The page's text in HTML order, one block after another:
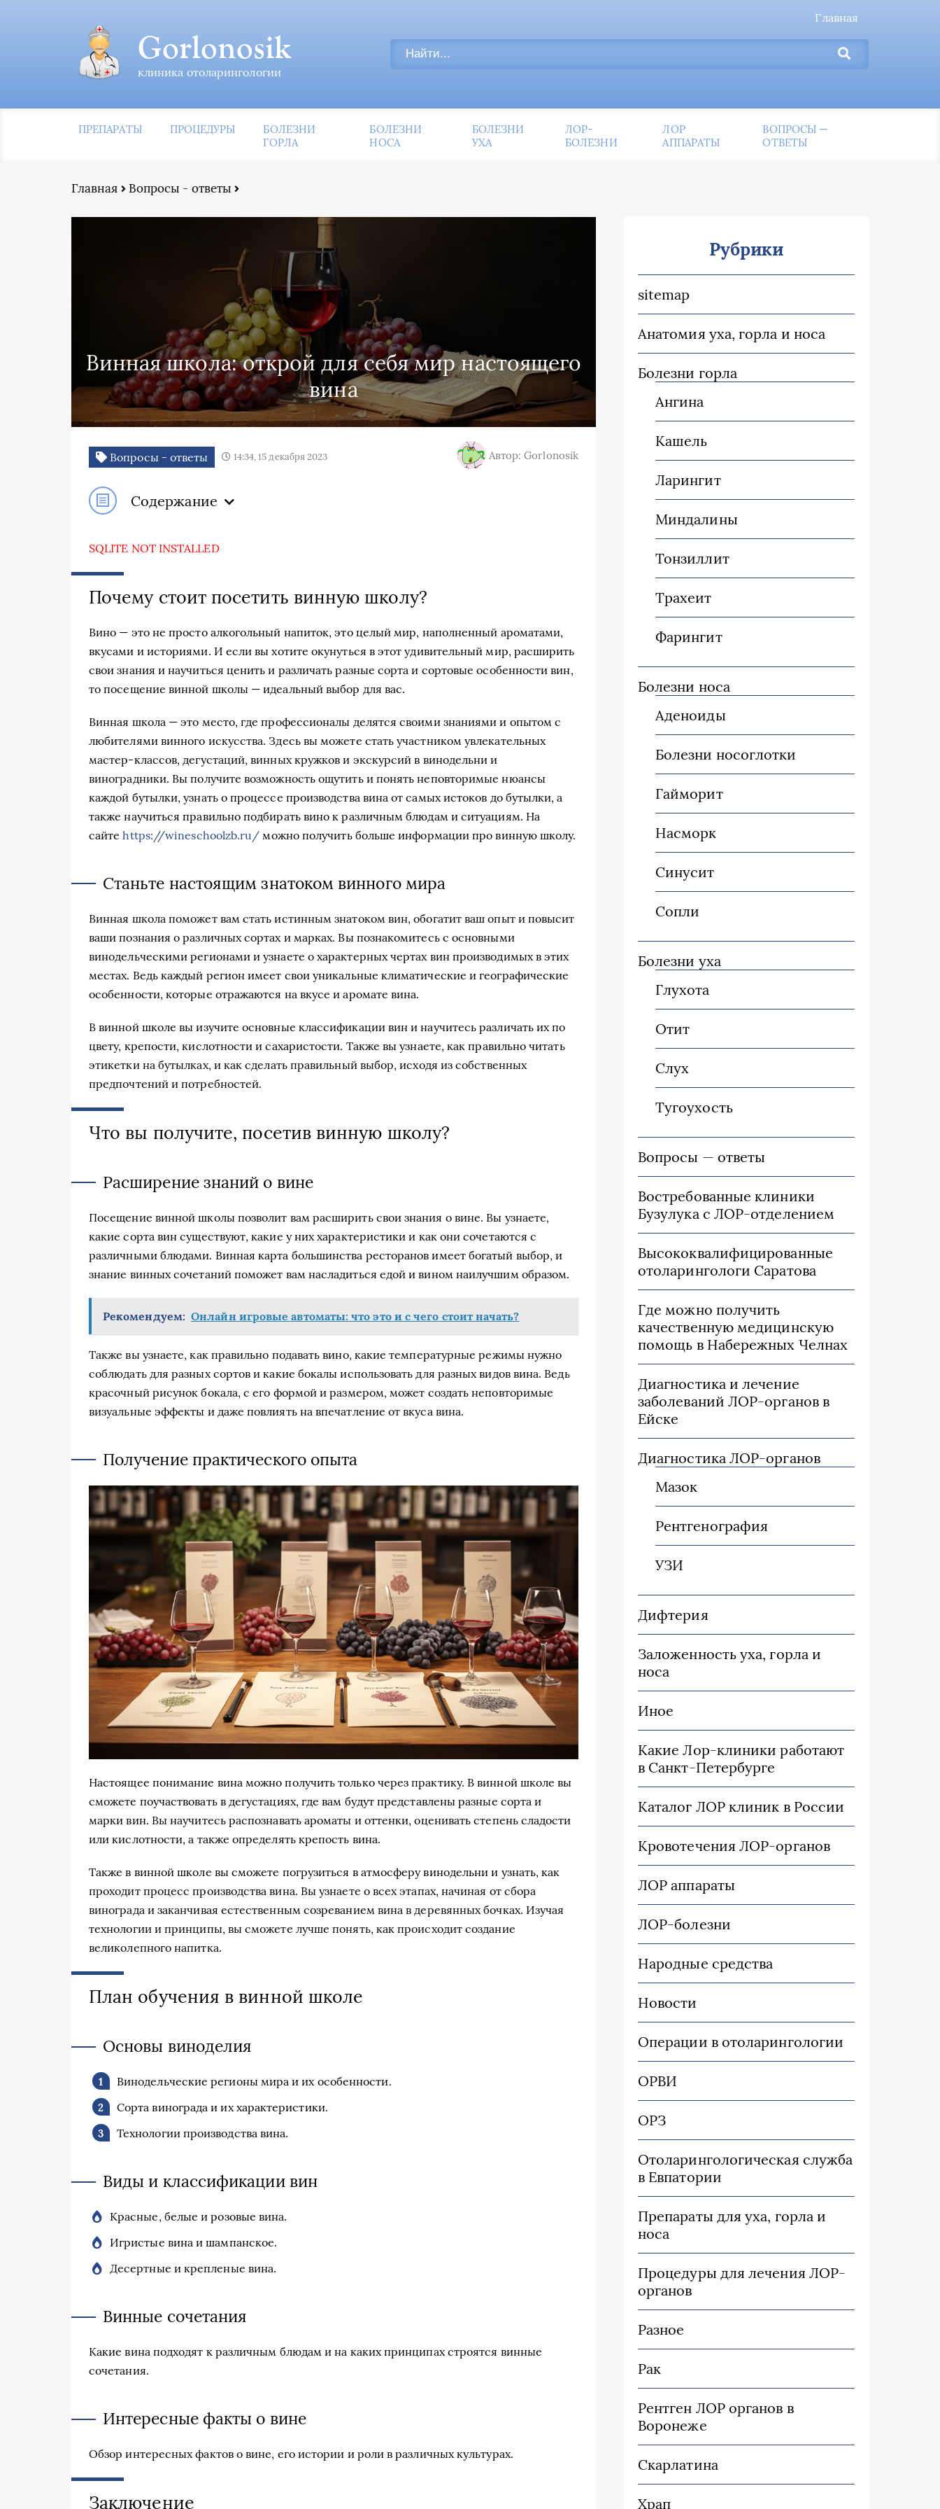
Главная
Gorlonosik
клиника отоларингологии
ПРЕПАРАТЫ ПРОЦЕДУРЫ
БОЛЕЗНИ
ГОРЛА
БОЛЕЗНИ
НОСА
БОЛЕЗНИ
УХА
ЛОР-
БОЛЕЗНИ
ЛОР
АППАРАТЫ
ВОПРОСЫ —
ОТВЕТЫ
Главная Вопросы - ответы
Винная школа: открой для себя мир настоящего
вина
Вопросы - ответы 14:34, 15 декабря 2023 Автор: Gorlonosik
Содержание
SQLITE NOT INSTALLED
Почему стоит посетить винную школу?
Вино — это не просто алкогольный напиток, это целый мир, наполненный ароматами,
вкусами и историями. И если вы хотите окунуться в этот удивительный мир, расширить
свои знания и научиться ценить и различать разные сорта и сортовые особенности вин,
то посещение винной школы — идеальный выбор для вас.
Винная школа — это место, где профессионалы делятся своими знаниями и опытом с
любителями винного искусства. Здесь вы можете стать участником увлекательных
мастер-классов, дегустаций, винных кружков и экскурсий в винодельни и
виноградники. Вы получите возможность ощутить и понять неповторимые нюансы
каждой бутылки, узнать о процессе производства вина от самых истоков до бутылки, а
также научиться правильно подбирать вино к различным блюдам и ситуациям. На
сайтеhttps://wineschoolzb.ru/ можно получить больше информации про винную школу.
Станьте настоящим знатоком винного мира
Винная школа поможет вам стать истинным знатоком вин, обогатит ваш опыт и повысит
ваши познания о различных сортах и марках. Вы познакомитесь с основными
винодельческими регионами и узнаете о характерных чертах вин производимых в этих
местах. Ведь каждый регион имеет свои уникальные климатические и географические
особенности, которые отражаются на вкусе и аромате вина.
В винной школе вы изучите основные классификации вин и научитесь различать их по
цвету, крепости, кислотности и сахаристости. Также вы узнаете, как правильно читать
этикетки на бутылках, и как сделать правильный выбор, исходя из собственных
предпочтений и потребностей.
Что вы получите, посетив винную школу?
Расширение знаний о вине
Посещение винной школы позволит вам расширить свои знания о вине. Вы узнаете,
какие сорта вин существуют, какие у них характеристики и как они сочетаются с
различными блюдами. Винная карта большинства ресторанов имеет богатый выбор, и
знание винных сочетаний поможет вам насладиться едой и вином наилучшим образом.
Рекомендуем: Онлайн игровые автоматы: что это и с чего стоит начать?
Также вы узнаете, как правильно подавать вино, какие температурные режимы нужно
соблюдать для разных сортов и какие бокалы использовать для разных видов вина. Ведь
красочный рисунок бокала, с его формой и размером, может создать неповторимые
визуальные эффекты и даже повлиять на впечатление от вкуса вина.
Получение практического опыта
Настоящее понимание вина можно получить только через практику. В винной школе вы
сможете поучаствовать в дегустациях, где вам будут представлены разные сорта и
марки вин. Вы научитесь распознавать ароматы и оттенки, оценивать степень сладости
или кислотности, а также определять крепость вина.
Также в винной школе вы сможете погрузиться в атмосферу винодельни и узнать, как
проходит процесс производства вина. Вы узнаете о всех этапах, начиная от сбора
винограда и заканчивая естественным созреванием вина в деревянных бочках. Изучая
технологии и принципы, вы сможете лучше понять, как происходит создание
великолепного напитка.
План обучения в винной школе
Основы виноделия
Винодельческие регионы мира и их особенности.
Сорта винограда и их характеристики.
Технологии производства вина.
Виды и классификации вин
Красные, белые и розовые вина.
Игристые вина и шампанское.
Десертные и крепленые вина.
Винные сочетания
Какие вина подходят к различным блюдам и на каких принципах строятся винные
сочетания.
Интересные факты о вине
Обзор интересных фактов о вине, его истории и роли в различных культурах.
Заключение
Рубрики
sitemap
Анатомия уха, горла и носа
Болезни горла
Ангина
Кашель
Ларингит
Миндалины
Тонзиллит
Трахеит
Фарингит
Болезни носа
Аденоиды
Болезни носоглотки
Гайморит
Насморк
Синусит
Сопли
Болезни уха
Глухота
Отит
Слух
Тугоухость
Вопросы — ответы
Востребованные клиники
Бузулука с ЛОР-отделением
Высококвалифицированные
отоларингологи Саратова
Где можно получить
качественную медицинскую
помощь в Набережных Челнах
Диагностика и лечение
заболеваний ЛОР-органов в
Ейске
Диагностика ЛОР-органов
Мазок
Рентгенография
УЗИ
Дифтерия
Заложенность уха, горла и
носа
Иное
Какие Лор-клиники работают
в Санкт-Петербурге
Каталог ЛОР клиник в России
Кровотечения ЛОР-органов
ЛОР аппараты
ЛОР-болезни
Народные средства
Новости
Операции в отоларингологии
ОРВИ
ОРЗ
Отоларингологическая служба
в Евпатории
Препараты для уха, горла и
носа
Процедуры для лечения ЛОР-
органов
Разное
Рак
Рентген ЛОР органов в
Воронеже
Скарлатина
Храп